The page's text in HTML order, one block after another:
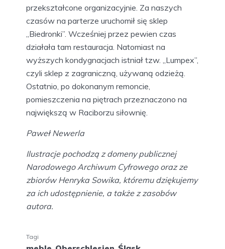
przekształcone organizacyjnie. Za naszych
czasów na parterze uruchomił się sklep
„Biedronki”. Wcześniej przez pewien czas
działała tam restauracja. Natomiast na
wyższych kondygnacjach istniał tzw. „Lumpex”,
czyli sklep z zagraniczną, używaną odzieżą.
Ostatnio, po dokonanym remoncie,
pomieszczenia na piętrach przeznaczono na
największą w Raciborzu siłownię.
Paweł Newerla
Ilustracje pochodzą z domeny publicznej
Narodowego Archiwum Cyfrowego oraz ze
zbiorów Henryka Sowika, któremu dziękujemy
za ich udostępnienie, a także z zasobów
autora.
Tagi